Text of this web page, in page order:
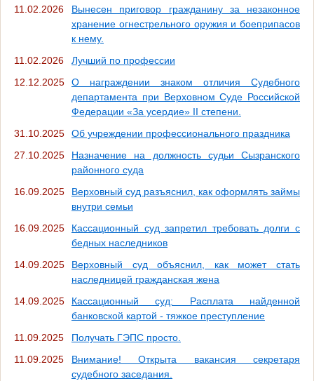
11.02.2026
Вынесен приговор гражданину за незаконное
хранение огнестрельного оружия и боеприпасов
к нему.
11.02.2026
Лучший по профессии
12.12.2025
О награждении знаком отличия Судебного
департамента при Верховном Суде Российской
Федерации «За усердие» II степени.
31.10.2025
Об учреждении профессионального праздника
27.10.2025
Назначение на должность судьи Сызранского
районного суда
16.09.2025
Верховный суд разъяснил, как оформлять займы
внутри семьи
16.09.2025
Кассационный суд запретил требовать долги с
бедных наследников
14.09.2025
Верховный суд объяснил, как может стать
наследницей гражданская жена
14.09.2025
Кассационный суд: Расплата найденной
банковской картой - тяжкое преступление
11.09.2025
Получать ГЭПС просто.
11.09.2025
Внимание! Открыта вакансия секретаря
судебного заседания.